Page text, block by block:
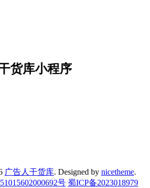
货库小程序
广告人干货库. Designed by nicetheme.
号 蜀ICP备2023018979